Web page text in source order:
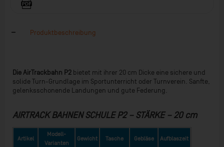
Produktbeschreibung
Die AirTrackbahn P2 bietet mit ihrer 20 cm Dicke eine sichere und
solide Turn-Grundlage im Sportunterricht oder Turnverein. Sanfte,
gelenksschonende Landungen und gute Federung.
AIRTRACK BAHNEN SCHULE P2 − STÄRKE − 20 cm
Artikel
Modell-
Varianten
Gewicht Tasche Gebläse Aufblaszeit